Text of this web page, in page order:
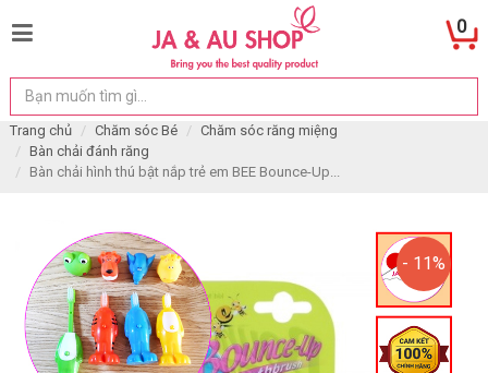
0
Trang chủ Chăm sóc Bé
Chăm sóc răng miệng
Bàn chải đánh răng
Bàn chải hình thú bật nắp trẻ em BEE Bounce-Up...
- 11%